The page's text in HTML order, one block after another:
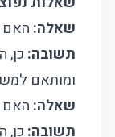
שאלה: האם
תשובה: כן,
ומותאם
שאלה: האם
תשובה: כן,